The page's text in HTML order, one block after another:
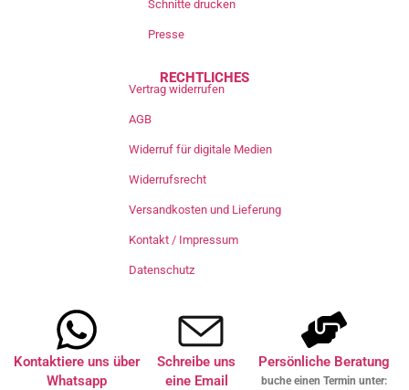
Schnitte drucken
Presse
RECHTLICHES
Vertrag widerrufen
AGB
Widerruf für digitale Medien
Widerrufsrecht
Versandkosten und Lieferung
Kontakt / Impressum
Datenschutz
Kontaktiere uns über
Whatsapp
Schreibe uns
eine Email
Persönliche Beratung
buche einen Termin unter: